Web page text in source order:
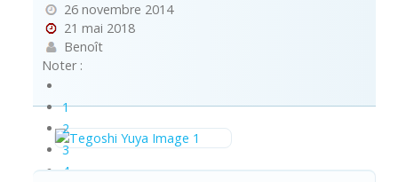
26 novembre 2014
21 mai 2018
Benoît
Noter :
1
2
3
4